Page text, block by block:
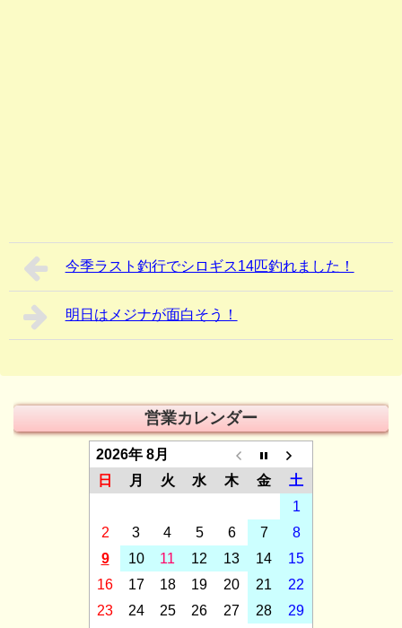
今季ラスト釣行でシロギス14匹釣れました！
明日はメジナが面白そう！
営業カレンダー
2026年 8月
日
月 火 水 木 金
土
1
2
3 4 5 6 7
8
9
10 11 12 13 14
15
16
17 18 19 20 21
22
23
24 25 26 27 28
29